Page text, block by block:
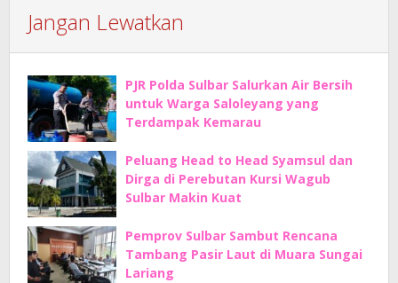
Jangan Lewatkan
PJR Polda Sulbar Salurkan Air Bersih
untuk Warga Saloleyang yang
Terdampak Kemarau
Peluang Head to Head Syamsul dan
Dirga di Perebutan Kursi Wagub
Sulbar Makin Kuat
Pemprov Sulbar Sambut Rencana
Tambang Pasir Laut di Muara Sungai
Lariang